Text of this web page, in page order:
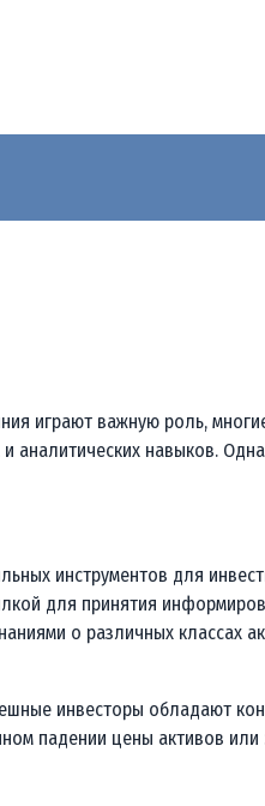
играют важную роль,
навыков.
инструментов для
для принятия
о различных классах
инвесторы обладают
падении цены активов